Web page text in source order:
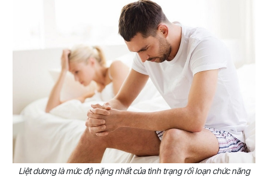
Liệt dương là mức độ nặng nhất của tình trạng rối loạn chức năng